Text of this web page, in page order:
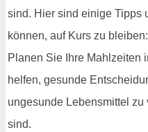
sind. Hier sind einige Tipps
können, auf Kurs zu bleiben:
Planen Sie Ihre Mahlzeiten
helfen, gesunde
ungesunde Lebensmittel
sind.